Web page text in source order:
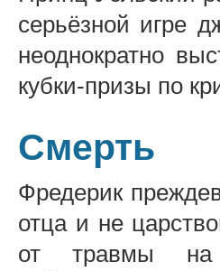
серьёзной игре
неоднократно
кубки-призы по
Смерть
Фредерик
отца и не
от травмы на